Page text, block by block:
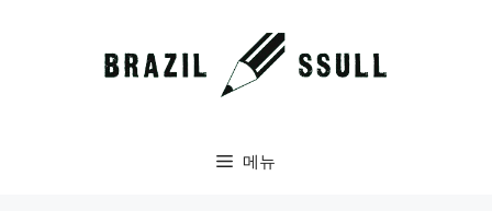
메뉴